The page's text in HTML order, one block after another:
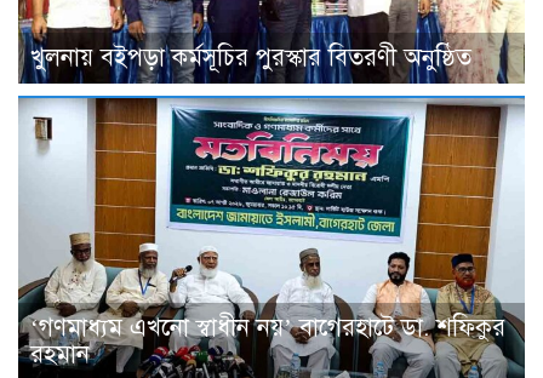
খুলনায় বইপড়া কর্মসূচির পুরস্কার বিতরণী অনুষ্ঠিত
‘গণমাধ্যম এখনো স্বাধীন নয়’ বাগেরহাটে ডা. শফিকুর
রহমান